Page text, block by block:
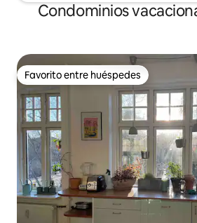
Condominios
Favorito entre huéspedes
Favorito entre huéspedes